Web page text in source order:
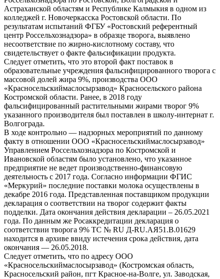
Астраханской областям и Республике Калмыкия в одном из
колледжей г. Новочеркасска Ростовской области. По
результатам испытаний ФГБУ «Ростовский референтный
центр Россельхознадзора» в образце творога, выявлено
несоответствие по жирно-кислотному составу, что
свидетельствует о факте фальсификации продукта.
Следует отметить, что это второй факт поставок в
образовательные учреждения фальсифицированного творога с
массовой долей жира 9%, производства ООО
«Красносельскиймаслосырзавод» Красносельского района
Костромской области. Ранее, в 2018 году
фальсифицированный растительными жирами творог 9%
указанного производителя был поставлен в школу-интернат г.
Волгограда.
В ходе контрольно — надзорных мероприятий по данному
факту в отношении ООО «Красносельскиймаслосырзавод»
Управлением Россельхознадзора по Костромской и
Ивановской областям было установлено, что указанное
предприятие не ведет производственно-финансовую
деятельность с 2017 года. Согласно информации ФГИС
«Меркурий» последние поставки молока осуществлены в
декабре 2016 года. Представленная поставщиком продукции
декларация о соответствии на творог содержит факты
подделки. Дата окончания действия декларации – 26.05.2021
года. По данным же Росаккредитации декларация о
соответствии творога 9% TC № RU Д-RU.АЯ51.В.01629
находится в архиве ввиду истечения срока действия, дата
окончания — 26.05.2018.
Следует отметить, что по адресу ООО
«Красносельскиймаслосырзавод» (Костромская область,
Красносельский район, пгт Красное-на-Волге, ул. Заводская,